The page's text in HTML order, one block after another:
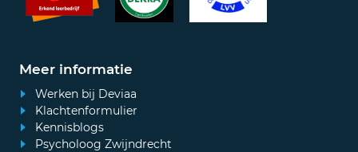
Meer informatie
Werken bij Deviaa
Klachtenformulier
Kennisblogs
Psycholoog Zwijndrecht